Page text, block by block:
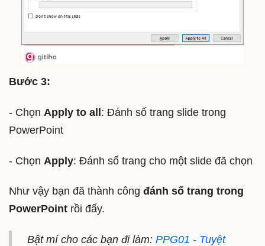
Bước 3:
- Chọn Apply to all: Đánh số trang slide trong
PowerPoint
- Chọn Apply: Đánh số trang cho một slide đã chọn
Như vậy bạn đã thành công đánh số trang trong
PowerPoint rồi đấy.
Bật mí cho các bạn đi làm: PPG01 - Tuyệt